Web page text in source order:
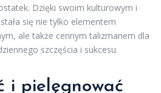
Dzięki swoim kulturowym i
się nie tylko elementem
ale także cennym talizmanem dla
szczęścia i sukcesu.
i pielęgnować